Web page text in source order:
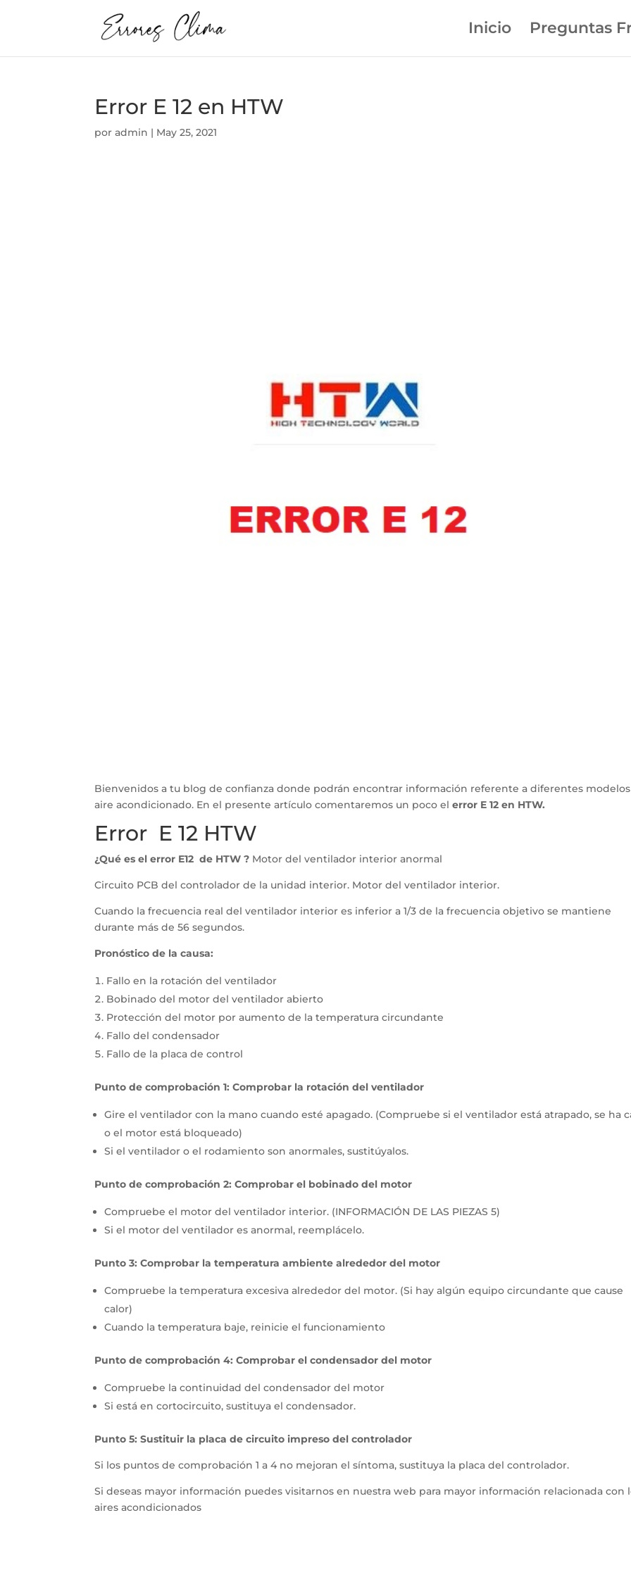
Inicio Preguntas
Error E 12 en HTW
poradmin | May 25, 2021
Bienvenidos a tu blog de confianza donde podrán encontrar información referente a diferentes
aire acondicionado. En el presente artículo comentaremos un poco elerror E 12 en HTW.
Error E 12 HTW
¿Qué es el error E12 de HTW ? Motor del ventilador interior anormal
Circuito PCB del controlador de la unidad interior. Motor del ventilador interior.
Cuando la frecuencia real del ventilador interior es inferior a 1/3 de la frecuencia objetivo se mantiene
durante más de 56 segundos.
Pronóstico de la causa:
Fallo en la rotación del ventilador
Bobinado del motor del ventilador abierto
Protección del motor por aumento de la temperatura circundante
Fallo del condensador
Fallo de la placa de control
Punto de comprobación 1: Comprobar la rotación del ventilador
Gire el ventilador con la mano cuando esté apagado. (Compruebe si el ventilador está atrapado, se ha
o el motor está bloqueado)
Si el ventilador o el rodamiento son anormales, sustitúyalos.
Punto de comprobación 2: Comprobar el bobinado del motor
Compruebe el motor del ventilador interior. (INFORMACIÓN DE LAS PIEZAS 5)
Si el motor del ventilador es anormal, reemplácelo.
Punto 3: Comprobar la temperatura ambiente alrededor del motor
Compruebe la temperatura excesiva alrededor del motor. (Si hay algún equipo circundante que cause
calor)
Cuando la temperatura baje, reinicie el funcionamiento
Punto de comprobación 4: Comprobar el condensador del motor
Compruebe la continuidad del condensador del motor
Si está en cortocircuito, sustituya el condensador.
Punto 5: Sustituir la placa de circuito impreso del controlador
Si los puntos de comprobación 1 a 4 no mejoran el síntoma, sustituya la placa del controlador.
Si deseas mayor información puedes visitarnos en nuestra web para mayor información relacionada con
aires acondicionados